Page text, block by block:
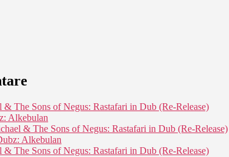
& The Sons of Negus: Rastafari in Dub (Re-Release)
Alkebulan
& The Sons of Negus: Rastafari in Dub (Re-Release)
Alkebulan
& The Sons of Negus: Rastafari in Dub (Re-Release)